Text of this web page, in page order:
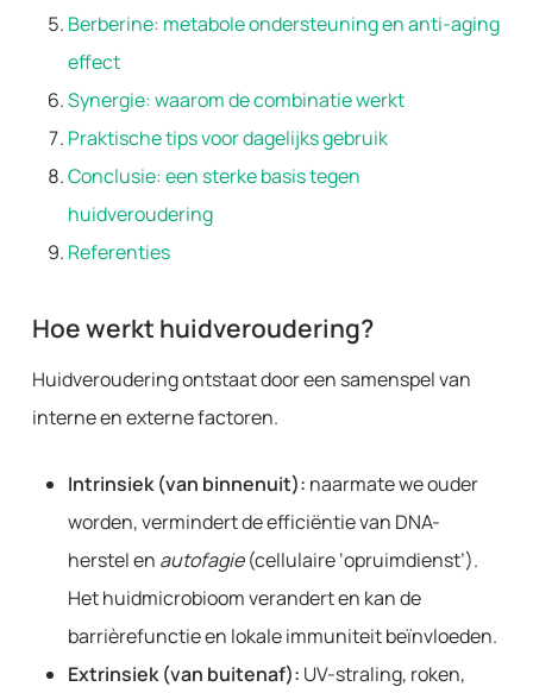
Berberine: metabole ondersteuning en anti-aging
effect
Synergie: waarom de combinatie werkt
Praktische tips voor dagelijks gebruik
Conclusie: een sterke basis tegen
huidveroudering
Referenties
Hoe werkt huidveroudering?
Huidveroudering ontstaat door een samenspel van
interne en externe factoren.
Intrinsiek (van binnenuit): naarmate we ouder
worden, vermindert de efficiëntie van DNA-
herstel en autofagie(cellulaire ‘opruimdienst’).
Het huidmicrobioom verandert en kan de
barrièrefunctie en lokale immuniteit beïnvloeden.
Extrinsiek (van buitenaf): UV-straling, roken,